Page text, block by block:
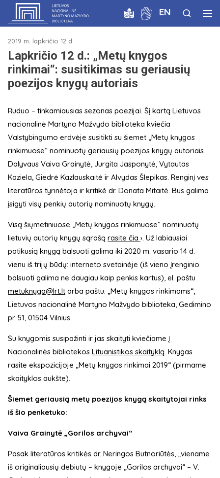
EN
2019 m. lapkričio 12 d.
Lapkričio 12 d.: „Metų knygos
rinkimai“: susitikimas su geriausių
poezijos knygų autoriais
Ruduo – tinkamiausias sezonas poezijai. Šį kartą Lietuvos
nacionalinė Martyno Mažvydo biblioteka kviečia
Valstybingumo erdvėje susitikti su šiemet „Metų knygos
rinkimuose“ nominuotų geriausių poezijos knygų autoriais.
Dalyvaus Vaiva Grainytė, Jurgita Jasponytė, Vytautas
Kaziela, Giedrė Kazlauskaitė ir Alvydas Šlepikas. Renginį ves
literatūros tyrinėtoja ir kritikė dr. Donata Mitaitė. Bus galima
įsigyti visų penkių autorių nominuotų knygų.
Visą šiųmetiniuose „Metų knygos rinkimuose“ nominuotų
lietuvių autorių knygų sąrašą rasite čia ›. Už labiausiai
patikusią knygą balsuoti galima iki 2020 m. vasario 14 d.
vienu iš trijų būdų: interneto svetainėje (iš vieno įrenginio
balsuoti galima ne daugiau kaip penkis kartus), el. paštu
metuknyga@lrt.lt arba paštu: „Metų knygos rinkimams“,
Lietuvos nacionalinė Martyno Mažvydo biblioteka, Gedimino
pr. 51, 01504 Vilnius.
Su knygomis susipažinti ir jas skaityti kviečiame į
Nacionalinės bibliotekos Lituanistikos skaityklą . Knygas
rasite ekspozicijoje „Metų knygos rinkimai 2019“ (pirmame
skaityklos aukšte).
Šiemet geriausią metų poezijos knygą skaitytojai rinks
iš šio penketuko:
Vaiva Grainytė „Gorilos archyvai“
Pasak literatūros kritikės dr. Neringos Butnoriūtės, „viename
iš originaliausių debiutų – knygoje „Gorilos archyvai“ – V.